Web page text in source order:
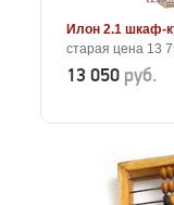
Илон 2.1 шкаф-
старая цена 13
13 050 руб.